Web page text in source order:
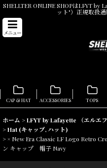
SHELLTER ONLINE SHOPはLFYT by
ット"）正規取扱通
メニュー
CAP & HAT ACCESSORIES TOPS
ホーム >LFYT by Lafayette （エルエ
>Hat (キャップ, ハット)
> × New Era Classic LF Logo Retro
ン キャップ 帽子 Navy